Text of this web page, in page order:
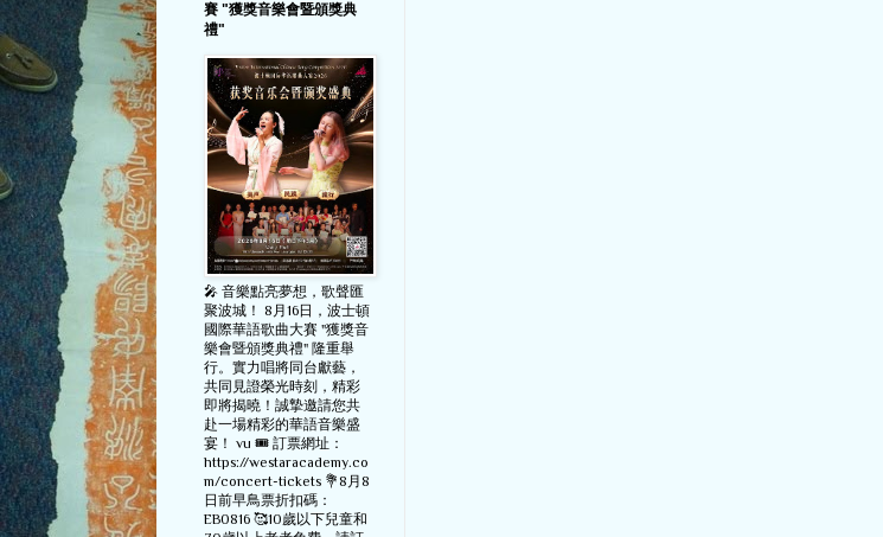
賽 "獲獎音樂會暨頒獎典
禮"
🎤 音樂點亮夢想，歌聲匯
聚波城！ 8月16日，波士頓
國際華語歌曲大賽 "獲獎音
樂會暨頒獎典禮" 隆重舉
行。實力唱將同台獻藝，
共同見證榮光時刻，精彩
即將揭曉！誠摯邀請您共
赴一場精彩的華語音樂盛
宴！ vu 🎟️ 訂票網址：
https://westaracademy.co
m/concert-tickets 💐8月8
日前早鳥票折扣碼：
EB0816 🥰10歲以下兒童和